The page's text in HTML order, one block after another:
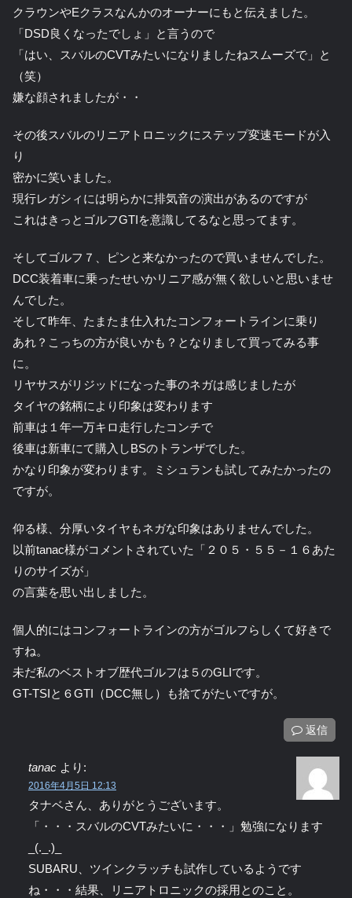
クラウンやEクラスなんかのオーナーにもと伝えました。
「DSD良くなったでしょ」と言うので
「はい、スバルのCVTみたいになりましたねスムーズで」と
（笑）
嫌な顔されましたが・・
その後スバルのリニアトロニックにステップ変速モードが入
り
密かに笑いました。
現行レガシィには明らかに排気音の演出があるのですが
これはきっとゴルフGTIを意識してるなと思ってます。
そしてゴルフ７、ピンと来なかったので買いませんでした。
DCC装着車に乗ったせいかリニア感が無く欲しいと思いませ
んでした。
そして昨年、たまたま仕入れたコンフォートラインに乗り
あれ？こっちの方が良いかも？となりまして買ってみる事
に。
リヤサスがリジッドになった事のネガは感じましたが
タイヤの銘柄により印象は変わります
前車は１年一万キロ走行したコンチで
後車は新車にて購入しBSのトランザでした。
かなり印象が変わります。ミシュランも試してみたかったの
ですが。
仰る様、分厚いタイヤもネガな印象はありませんでした。
以前tanac様がコメントされていた「２０５・５５－１６あた
りのサイズが」
の言葉を思い出しました。
個人的にはコンフォートラインの方がゴルフらしくて好きで
すね。
未だ私のベストオブ歴代ゴルフは５のGLIです。
GT-TSIと６GTI（DCC無し）も捨てがたいですが。
返信
tanac より:
2016年4月5日 12:13
タナベさん、ありがとうございます。
「・・・スバルのCVTみたいに・・・」勉強になります
_(._.)_
SUBARU、ツインクラッチも試作しているようです
ね・・・結果、リニアトロニックの採用とのこと。